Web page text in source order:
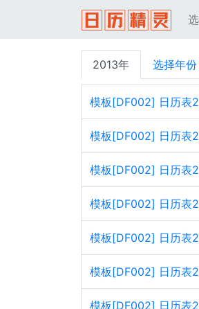
2013年 选择年份
模板[DF002] 日历表
模板[DF002] 日历表
模板[DF002] 日历表
模板[DF002] 日历表
模板[DF002] 日历表
模板[DF002] 日历表
模板[DF002] 日历表